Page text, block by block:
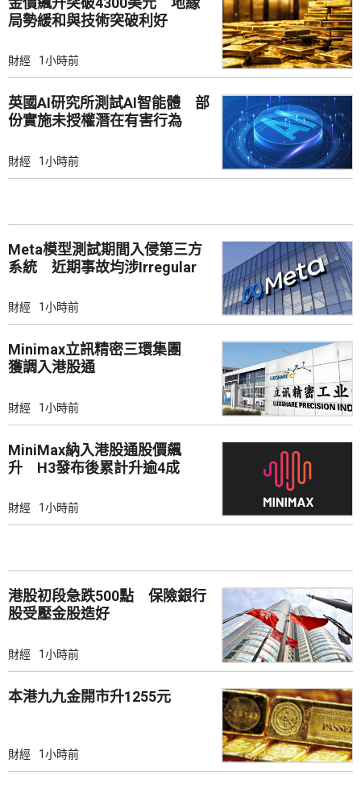
局勢緩和與技術突破利好
財經 1小時前
英國AI研究所測試AI智能體 部
份實施未授權潛在有害行為
財經 1小時前
Meta模型測試期間入侵第三方
系統 近期事故均涉Irregular
財經 1小時前
Minimax立訊精密三環集團
獲調入港股通
財經 1小時前
MiniMax納入港股通股價飆
升 H3發布後累計升逾4成
財經 1小時前
港股初段急跌500點 保險銀行
股受壓金股造好
財經 1小時前
本港九九金開市升1255元
財經 1小時前